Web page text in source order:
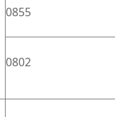
0855
0802